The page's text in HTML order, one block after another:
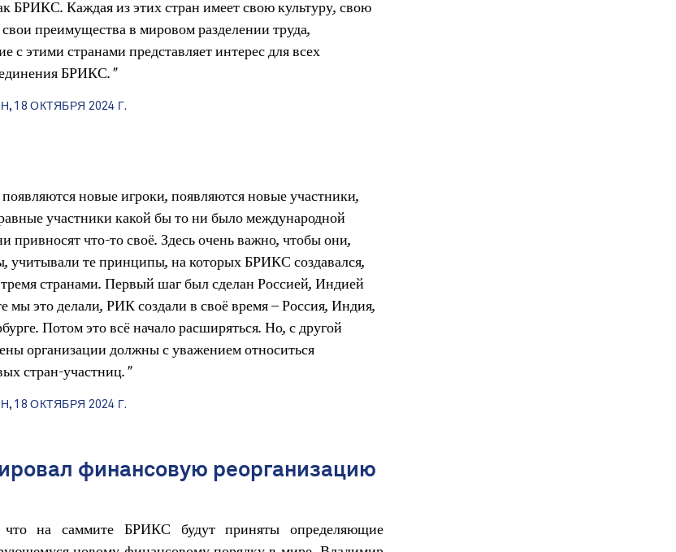
БРИКС. Каждая из этих стран имеет свою культуру, свою
преимущества в мировом разделении труда,
с этими странами представляет интерес для всех
БРИКС."
18 ОКТЯБРЯ 2024 Г.
появляются новые игроки, появляются новые участники,
участники какой бы то ни было международной
привносят что-то своё. Здесь очень важно, чтобы они,
учитывали те принципы, на которых БРИКС создавался,
тремя странами. Первый шаг был сделан Россией, Индией
мы это делали, РИК создали в своё время – Россия, Индия,
Потом это всё начало расширяться. Но, с другой
организации должны с уважением относиться
стран-участниц."
18 ОКТЯБРЯ 2024 Г.
финансовую реорганизацию
на саммите БРИКС будут приняты определяющие